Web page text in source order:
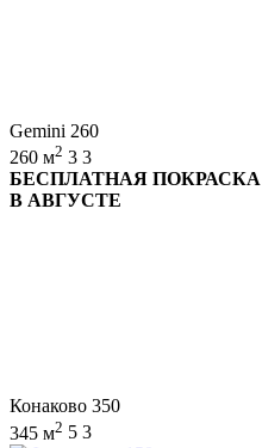
Gemini 260
260 м2 3 3
БЕСПЛАТНАЯ ПОКРАСКА
В АВГУСТЕ
Конаково 350
345 м2 5 3